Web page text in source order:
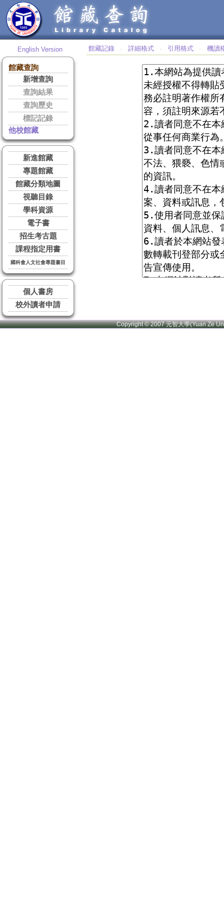
English Version
館藏查詢
新增查詢
查詢結果
查詢歷史
標記記錄
他校館藏
新進館藏
專題館藏
館藏分類地圖
視聽目錄
學科資源
電子書
招生考古題
課程指定用書
國科會人文社會專題書目
個人書房
校外讀者申請
館藏記錄 ‧ 詳細格式 ‧ 引用格式 ‧ 機讀
Copyright © 2007 元智大學(Yuan Ze